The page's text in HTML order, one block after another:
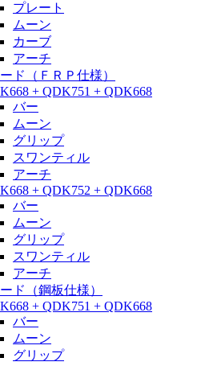
プレート
ムーン
カーブ
アーチ
ド（ＦＲＰ仕様）
+ QDK751 + QDK668
バー
ムーン
グリップ
スワンティル
アーチ
+ QDK752 + QDK668
バー
ムーン
グリップ
スワンティル
アーチ
ド（鋼板仕様）
+ QDK751 + QDK668
バー
ムーン
グリップ